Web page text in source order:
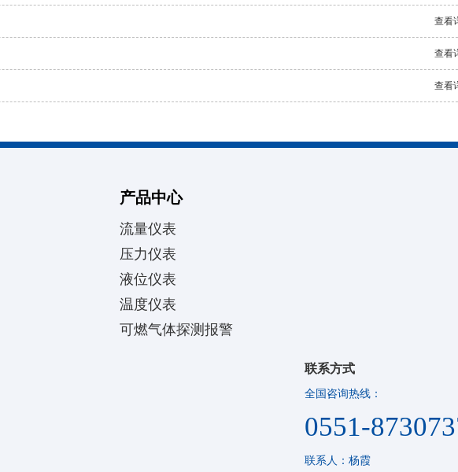
查看
查看
查看
产品中心
流量仪表
压力仪表
液位仪表
温度仪表
可燃气体探测报警
联系方式
全国咨询热线：
0551-
联系人：杨霞